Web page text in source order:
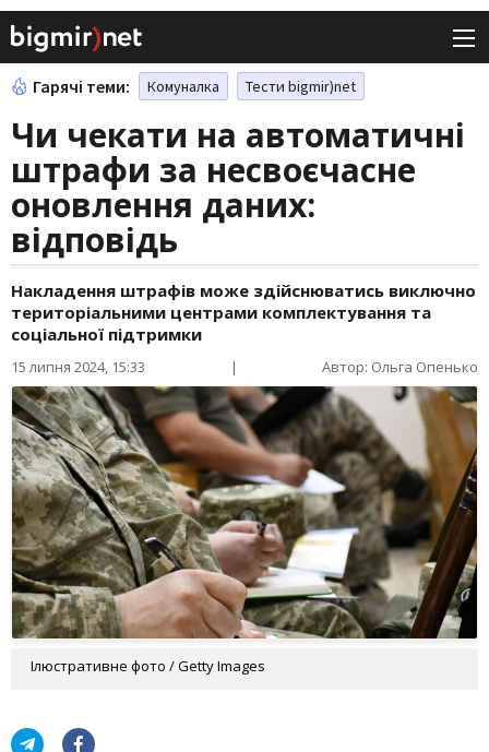
Гарячі теми: Комуналка Тести bigmir)net
Чи чекати на автоматичні
штрафи за несвоєчасне
оновлення даних:
відповідь
Накладення штрафів може здійснюватись виключно
територіальними центрами комплектування та
соціальної підтримки
15 липня 2024, 15:33 | Автор: Ольга Опенько
Ілюстративне фото / Getty Images